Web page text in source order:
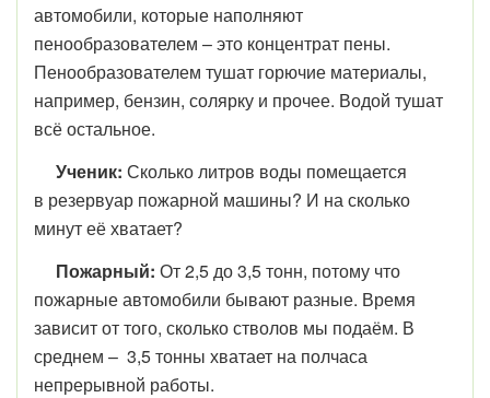
автомобили, которые наполняют
пенообразователем – это концентрат пены.
Пенообразователем тушат горючие материалы,
например, бензин, солярку и прочее. Водой тушат
всё остальное.
Ученик: Сколько литров воды помещается
в резервуар пожарной машины? И на сколько
минут её хватает?
Пожарный: От 2,5 до 3,5 тонн, потому что
пожарные автомобили бывают разные. Время
зависит от того, сколько стволов мы подаём. В
среднем – 3,5 тонны хватает на полчаса
непрерывной работы.